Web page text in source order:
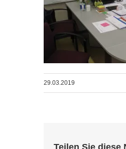
29.03.2019
Teilen Sie diese